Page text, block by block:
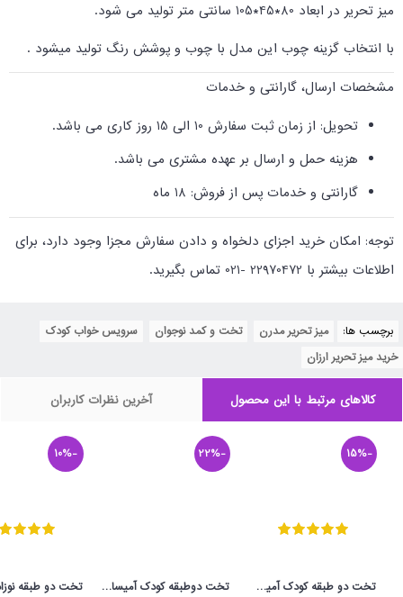
میز تحریر در ابعاد 80*45*105 سانتی متر تولید می شود.
با انتخاب گزینه چوب این مدل با چوب و پوشش رنگ تولید میشود .
مشخصات ارسال، گارانتی و خدمات
تحویل: از زمان ثبت سفارش 10 الی 15 روز کاری می باشد.
هزینه حمل و ارسال بر عهده مشتری می باشد.
گارانتی و خدمات پس از فروش: 18 ماه
توجه: امکان خرید اجزای دلخواه و دادن سفارش مجزا وجود دارد، برای
اطلاعات بیشتر با 22970472 -021 تماس بگیرید.
برچسب ها: میز تحریر مدرن تخت و کمد نوجوان سرویس خواب کودک
خرید میز تحریر ارزان
کالاهای مرتبط با این محصول آخرین نظرات کاربران
-15%
تخت دو طبقه کودک آمیسا مدل پرنیان
-22%
تخت دوطبقه کودک آمیسا مدل ملورین
-10%